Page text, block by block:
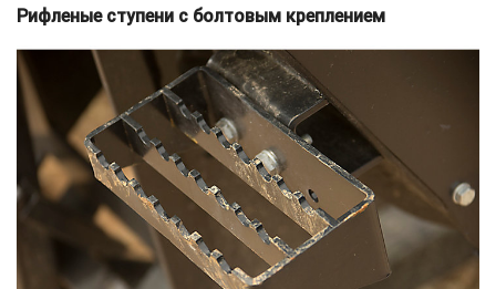
Рифленые ступени с болтовым креплением